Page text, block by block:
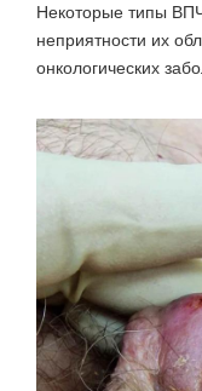
Некоторые типы
неприятности их
онкологических